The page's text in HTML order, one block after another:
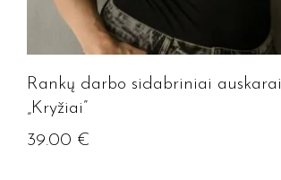
Rankų darbo sidabriniai auskarai
„Kryžiai”
39.00 €